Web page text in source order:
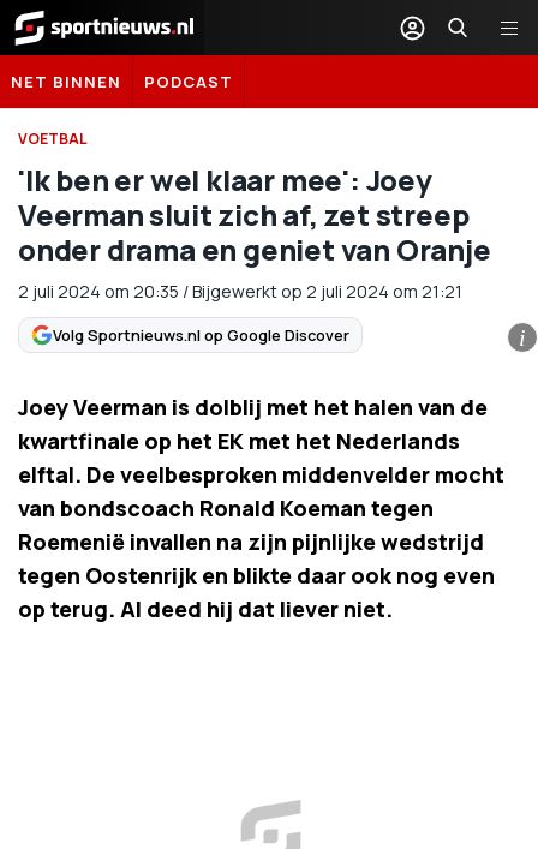
Sportnieuws.nl
NET BINNEN PODCAST
VOETBAL
'Ik ben er wel klaar mee': Joey
Veerman sluit zich af, zet streep
onder drama en geniet van Oranje
2 juli 2024 om 20:35 /Bijgewerkt op 2 juli 2024 om 21:21
Volg Sportnieuws.nl op Google Discover i
Joey Veerman is dolblij met het halen van de
kwartfinale op het EK met het Nederlands
elftal. De veelbesproken middenvelder mocht
van bondscoach Ronald Koeman tegen
Roemenië invallen na zijn pijnlijke wedstrijd
tegen Oostenrijk en blikte daar ook nog even
op terug. Al deed hij dat liever niet.